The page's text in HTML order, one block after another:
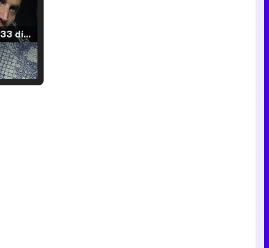
Tráiler de '33 días', la nueva serie de Atresplayer con Julián Villagrán y José Manuel Poga